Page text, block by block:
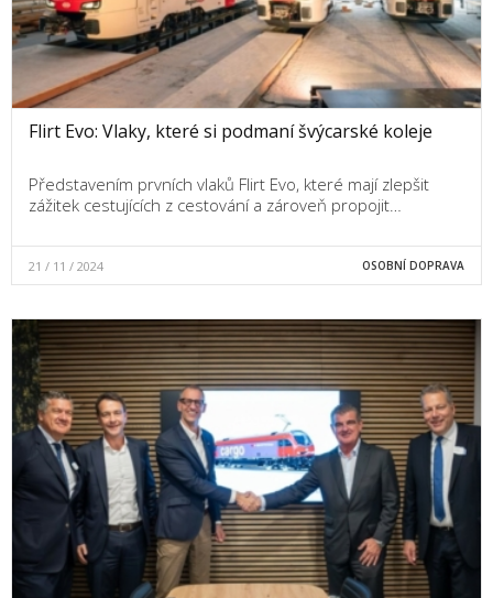
Flirt Evo: Vlaky, které si podmaní švýcarské koleje
Představením prvních vlaků Flirt Evo, které mají zlepšit
zážitek cestujících z cestování a zároveň propojit…
21 / 11 / 2024 OSOBNÍ DOPRAVA